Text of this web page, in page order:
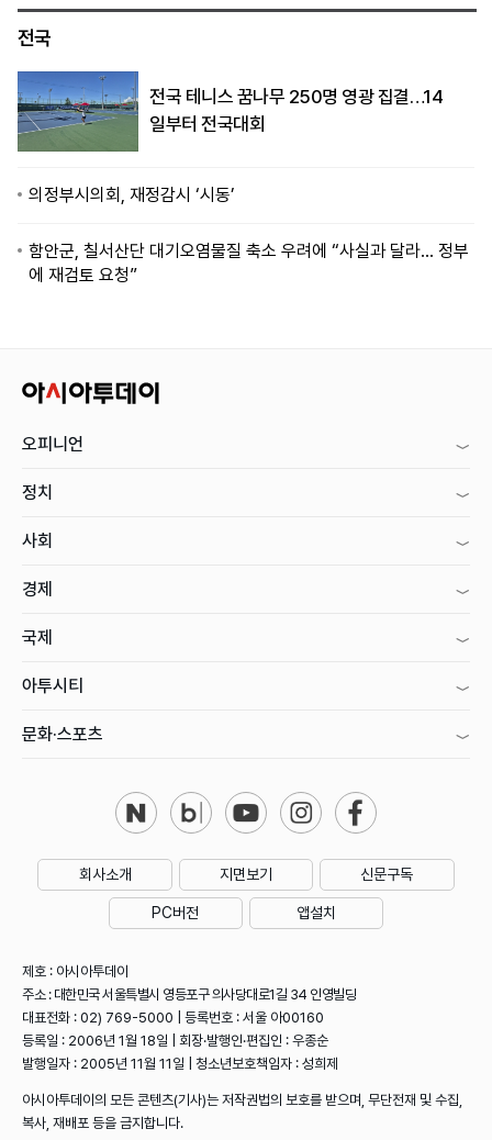
전국
전국 테니스 꿈나무 250명 영광 집결…14
일부터 전국대회
의정부시의회, 재정감시 ‘시동’
함안군, 칠서산단 대기오염물질 축소 우려에 “사실과 달라… 정부
에 재검토 요청”
오피니언
정치
사회
경제
국제
아투시티
문화·스포츠
회사소개 지면보기 신문구독
PC버전 앱설치
제호 : 아시아투데이
주소 : 대한민국 서울특별시 영등포구 의사당대로1길 34 인영빌딩
대표전화 : 02) 769-5000 | 등록번호 : 서울 아00160
등록일 : 2006년 1월 18일 | 회장·발행인·편집인 : 우종순
발행일자 : 2005년 11월 11일 | 청소년보호책임자 : 성희제
아시아투데이의 모든 콘텐츠(기사)는 저작권법의 보호를 받으며, 무단전재 및 수집,
복사, 재배포 등을 금지합니다.